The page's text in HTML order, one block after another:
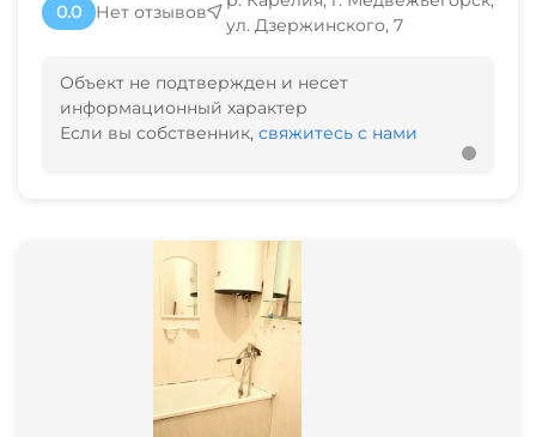
0.0 Нет отзывов
ул. Дзержинского, 7
Объект не подтвержден и несет
информационный характер
Если вы собственник, свяжитесь с нами